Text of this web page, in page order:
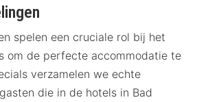
spelen een cruciale rol bij het
om de perfecte accommodatie te
verzamelen we echte
die in de hotels in Bad